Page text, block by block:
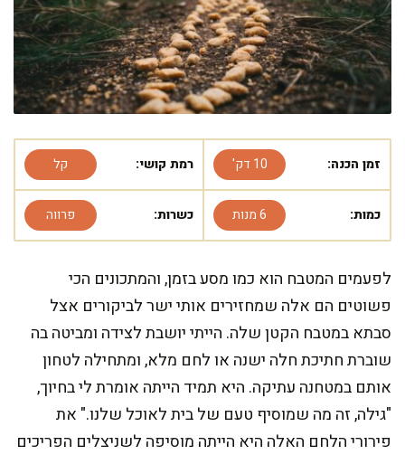
זמן הכנה: 10 דק' רמת קושי: קל
כמות: 6 מנות כשרות: פרווה
לפעמים המטבח הוא כמו מסע בזמן, והמתכונים הכי
פשוטים הם אלה שמחזירים אותי ישר לביקורים אצל
סבתא במטבח הקטן שלה. הייתי יושבת לצידה ומביטה בה
שוברת חתיכת חלה ישנה או לחם מלא, ומתחילה לטחון
אותם במטחנה עתיקה. היא תמיד הייתה אומרת לי בחיוך,
"גילה, זה מה שמוסיף טעם של בית לאוכל שלנו." את
פירורי הלחם האלה היא הייתה מוסיפה לשניצלים הפריכים